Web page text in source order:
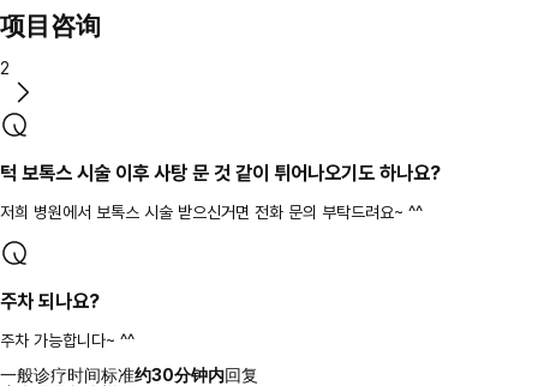
项目咨询
2
턱 보톡스 시술 이후 사탕 문 것 같이 튀어나오기도 하나요?
저희 병원에서 보톡스 시술 받으신거면 전화 문의 부탁드려요~ ^^
주차 되나요?
주차 가능합니다~ ^^
一般诊疗时间标准约30分钟内回复